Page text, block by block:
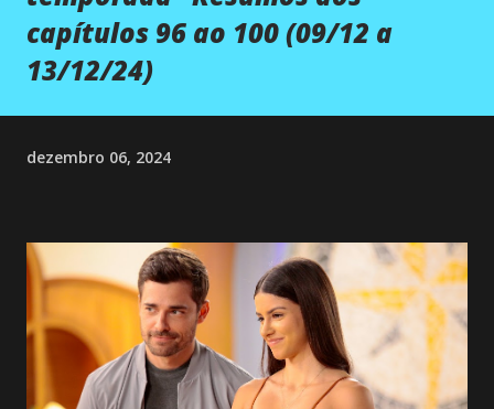
capítulos 96 ao 100 (09/12 a
13/12/24)
dezembro 06, 2024